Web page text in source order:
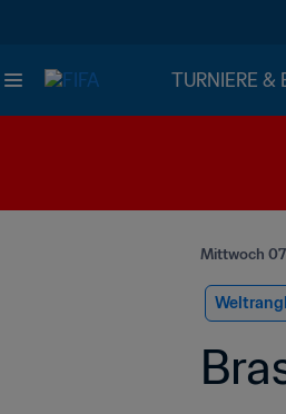
TURNIERE &
Mittwoch